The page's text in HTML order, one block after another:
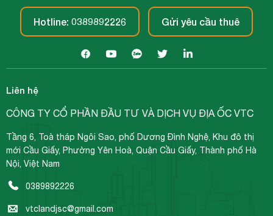
Hotline: 0389892226 Gửi yêu cầu thuê
Liên hệ
CÔNG TY CỔ PHẦN ĐẦU TƯ VÀ DỊCH VỤ ĐỊA ỐC VTC
Tầng 6, Toà tháp Ngôi Sao, phố Dương Đình Nghệ, Khu đô thị
mới Cầu Giấy, Phường Yên Hoà, Quận Cầu Giấy, Thành phố Hà
Nội, Việt Nam
0389892226
vtclandjsc@gmail.com